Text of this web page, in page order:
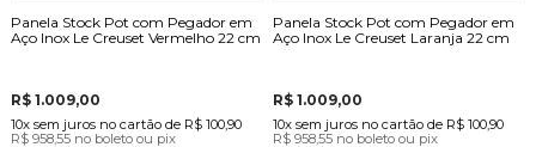
Panela Stock Pot com Pegador em
Aço Inox Le Creuset Vermelho 22 cm
R$ 1.009,00
10x sem juros no cartãode R$ 100,90
R$ 958,55 no boleto ou pix
Panela Stock Pot com Pegador em
Aço Inox Le Creuset Laranja 22 cm
R$ 1.009,00
10x sem juros no cartão de R$ 100,90
R$ 958,55 no boleto ou pix